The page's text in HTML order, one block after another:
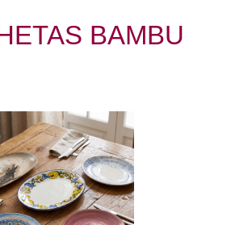
BAMBU